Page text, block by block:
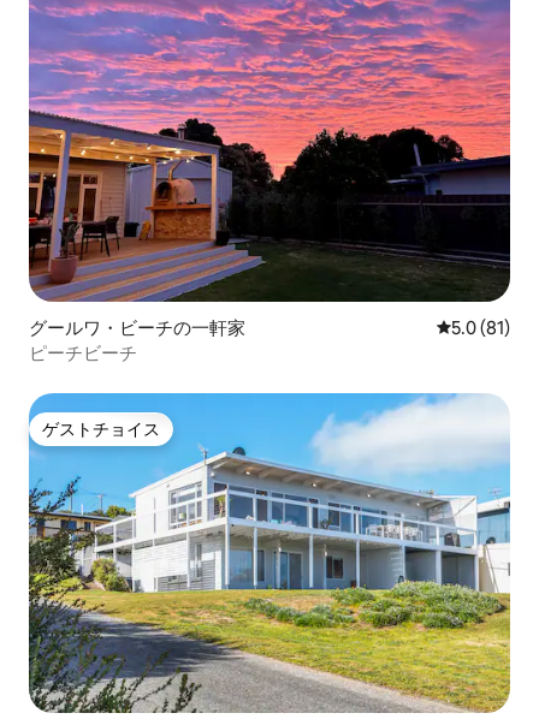
グールワ・ビーチの一軒家 レビュー81
5.0 (81)
ピーチビーチ
ゲストチョイス
ゲストチョイス